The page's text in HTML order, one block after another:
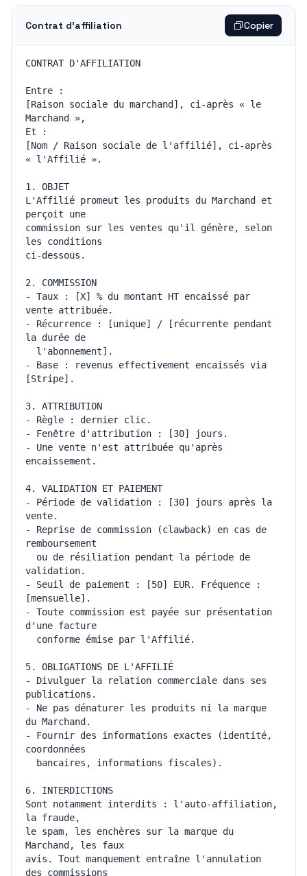
Contrat d'affiliation Copier
[Raison sociale du marchand], ci-après « le
[Nom / Raison sociale de l'affilié], ci-après
L'Affilié promeut les produits du Marchand et
commission sur les ventes qu'il génère, selon
- Taux : [X] % du montant HT encaissé par
- Récurrence : [unique] / [récurrente pendant
- Base : revenus effectivement encaissés via
- Une vente n'est attribuée qu'après
- Période de validation : [30] jours après la
- Reprise de commission (clawback) en cas de
- Seuil de paiement : [50] EUR. Fréquence :
- Toute commission est payée sur présentation
- Divulguer la relation commerciale dans ses
- Ne pas dénaturer les produits ni la marque
- Fournir des informations exactes (identité,
Sont notamment interdits : l'auto-affiliation,
le spam, les enchères sur la marque du
avis. Tout manquement entraîne l'annulation